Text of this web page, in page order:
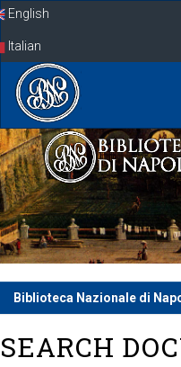
SkipEnglish
Italian
Biblioteca Nazionale di
SEARCH